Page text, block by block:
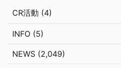
CR活動 (4)
INFO (5)
NEWS (2,049)